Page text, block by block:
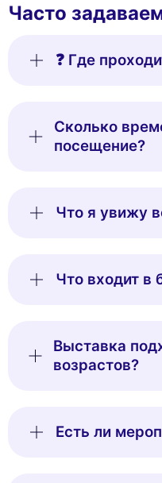
Часто
❓ Где
Сколько
посещение?
Что я увижу
Что входит в
Выставка
возрастов?
Есть ли